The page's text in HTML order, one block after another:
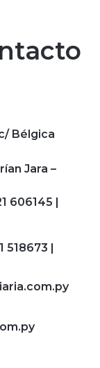
Bélgica
Jara –
606145 |
|